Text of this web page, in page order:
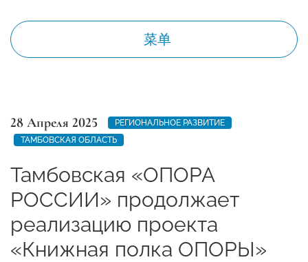
菜单
28 Апреля 2025
РЕГИОНАЛЬНОЕ РАЗВИТИЕ
ТАМБОВСКАЯ ОБЛАСТЬ
Тамбовская «ОПОРА
РОССИИ» продолжает
реализацию проекта
«Книжная полка ОПОРЫ»